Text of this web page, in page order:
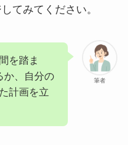
てみてください。
筆者
を踏ま
か、自分の
計画を立